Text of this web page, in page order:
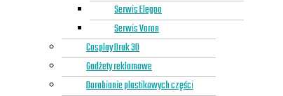
Serwis Elegoo
Serwis Voron
Cosplay Druk 3D
Gadżety reklamowe
Dorabianie plastikowych części